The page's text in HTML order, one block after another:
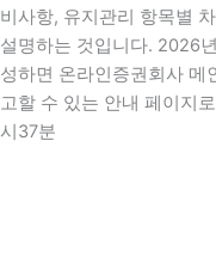
비사항, 유지관리 항목별
설명하는 것입니다. 2026
성하면 온라인증권회사 메
고할 수 있는 안내 페이지
시37분